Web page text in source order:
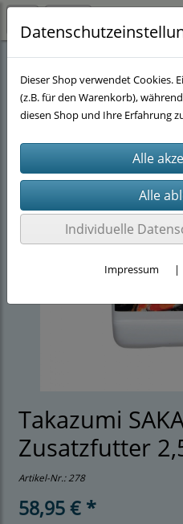
Stöwers-Teich Eck(40) Koi Pflege
Takazumi
Zusatzfutter
Artikel-Nr.:278
58,95 € *
Dieser Shop verwendet Cookies.
(z.B. für den Warenkorb),
diesen Shop und Ihre Erfahrung
Individuelle
Impressum |